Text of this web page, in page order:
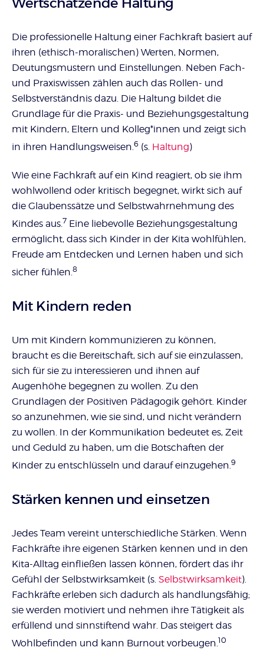
Die professionelle Haltung einer Fachkraft basiert auf
ihren (ethisch-moralischen) Werten, Normen,
Deutungsmustern und Einstellungen. Neben Fach-
und Praxiswissen zählen auch das Rollen- und
Selbstverständnis dazu. Die Haltung bildet die
Grundlage für die Praxis- und Beziehungsgestaltung
mit Kindern, Eltern und Kolleg*innen und zeigt sich
in ihren Handlungsweisen.6 (s. Haltung)
Wie eine Fachkraft auf ein Kind reagiert, ob sie ihm
wohlwollend oder kritisch begegnet, wirkt sich auf
die Glaubenssätze und Selbstwahrnehmung des
Kindes aus.7 Eine liebevolle Beziehungsgestaltung
ermöglicht, dass sich Kinder in der Kita wohlfühlen,
Freude am Entdecken und Lernen haben und sich
sicher fühlen.8
Mit Kindern reden
Um mit Kindern kommunizieren zu können,
braucht es die Bereitschaft, sich auf sie einzulassen,
sich für sie zu interessieren und ihnen auf
Augenhöhe begegnen zu wollen. Zu den
Grundlagen der Positiven Pädagogik gehört. Kinder
so anzunehmen, wie sie sind, und nicht verändern
zu wollen. In der Kommunikation bedeutet es, Zeit
und Geduld zu haben, um die Botschaften der
Kinder zu entschlüsseln und darauf einzugehen.9
Stärken kennen und einsetzen
Jedes Team vereint unterschiedliche Stärken. Wenn
Fachkräfte ihre eigenen Stärken kennen und in den
Kita-Alltag einfließen lassen können, fördert das ihr
Gefühl der Selbstwirksamkeit (s. Selbstwirksamkeit).
Fachkräfte erleben sich dadurch als handlungsfähig;
sie werden motiviert und nehmen ihre Tätigkeit als
erfüllend und sinnstiftend wahr. Das steigert das
Wohlbefinden und kann Burnout vorbeugen. 10